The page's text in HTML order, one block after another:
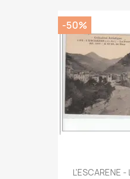
L'ESCARENE
-50%